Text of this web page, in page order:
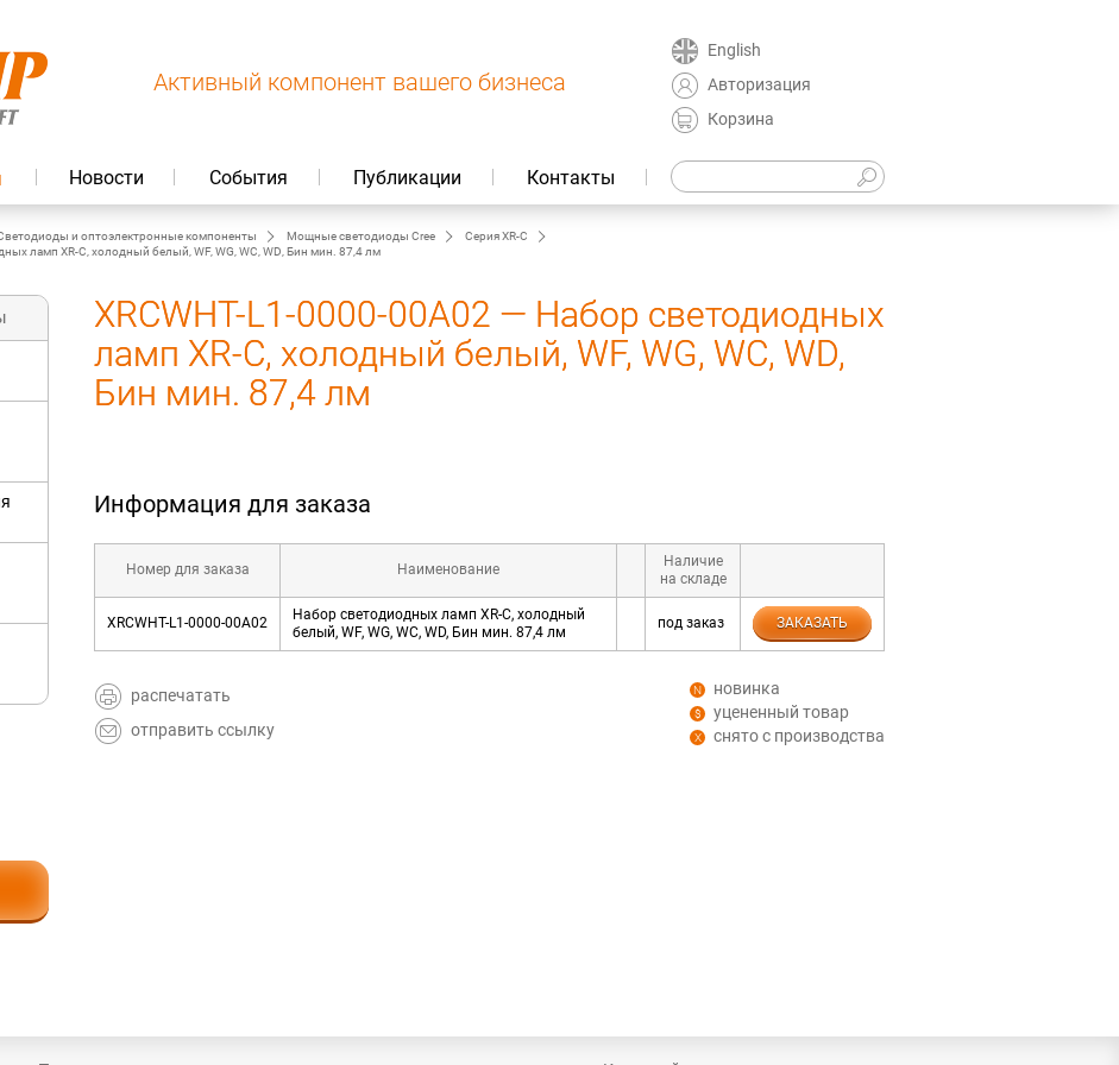
Активный компонент вашего бизнеса
English
Авторизация
Корзина
Новости События Публикации Контакты
и оптоэлектронные компоненты Мощные светодиоды Cree
Серия XR-C
ламп XR-C, холодный белый, WF, WG, WC, WD, Бин мин. 87,4 лм
XRCWHT-L1-0000-00A02 — Набор светодиодных
ламп XR-C, холодный белый, WF, WG, WC, WD,
Бин мин. 87,4 лм
Информация для заказа
Номер для заказа Наименование
Наличие
на складе
XRCWHT-L1-0000-00A02
Набор светодиодных ламп XR-C, холодный
белый, WF, WG, WC, WD, Бин мин. 87,4 лм
под заказ ЗАКАЗАТЬ
распечатать
отправить ссылку
новинка
уцененный товар
снято с производства